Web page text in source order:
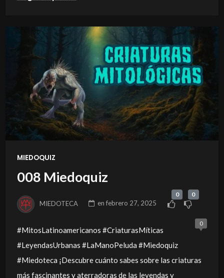
MIEDOQUIZ
008 Miedoquiz
MIEDOTECA enfebrero 27, 2025
0 0
0
#MitosLatinoamericanos #CriaturasMíticas
#LeyendasUrbanas #LaManoPeluda #Miedoquiz
#Miedoteca ¡Descubre cuánto sabes sobre las criaturas
más fascinantes y aterradoras de las leyendas y